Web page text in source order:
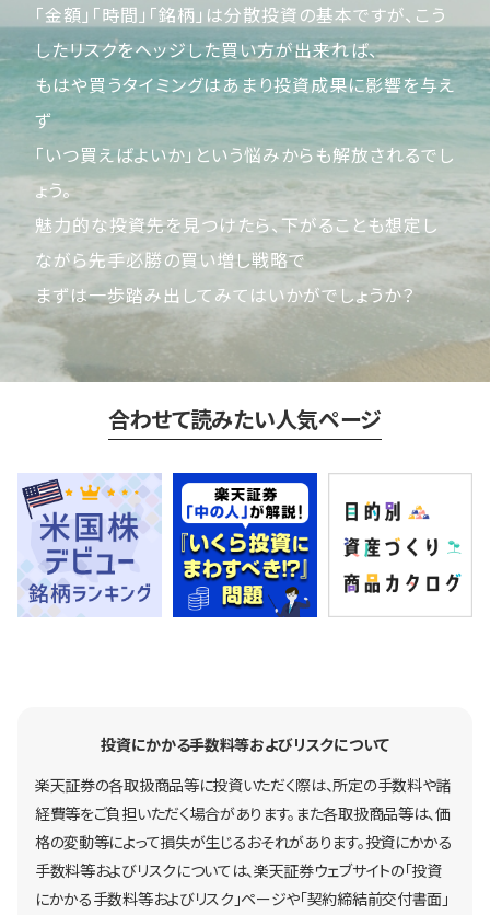
「金額」「時間」「銘柄」は分散投資の基本ですが、こう
したリスクをヘッジした買い方が出来れば、
もはや買うタイミングはあまり投資成果に影響を与え
ず
「いつ買えばよいか」という悩みからも解放されるでし
ょう。
魅力的な投資先を見つけたら、下がることも想定し
ながら先手必勝の買い増し戦略で
まずは一歩踏み出してみてはいかがでしょうか？
合わせて読みたい人気ページ
投資にかかる手数料等およびリスクについて
楽天証券の各取扱商品等に投資いただく際は、所定の手数料や諸
経費等をご負担いただく場合があります。また各取扱商品等は、価
格の変動等によって損失が生じるおそれがあります。投資にかかる
手数料等およびリスクについては、楽天証券ウェブサイトの「投資
にかかる手数料等およびリスク」ページや「契約締結前交付書面」